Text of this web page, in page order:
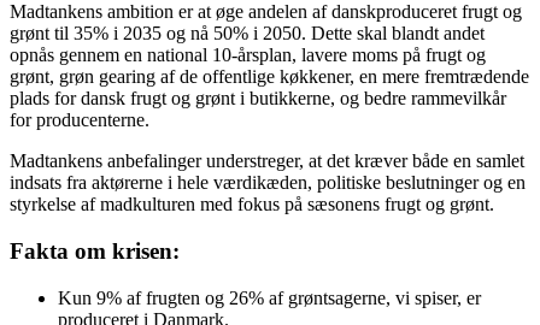
Madtankens ambition er at øge andelen af danskproduceret frugt og
grønt til 35% i 2035 og nå 50% i 2050. Dette skal blandt andet
opnås gennem en national 10-årsplan, lavere moms på frugt og
grønt, grøn gearing af de offentlige køkkener, en mere fremtrædende
plads for dansk frugt og grønt i butikkerne, og bedre rammevilkår
for producenterne.
Madtankens anbefalinger understreger, at det kræver både en samlet
indsats fra aktørerne i hele værdikæden, politiske beslutninger og en
styrkelse af madkulturen med fokus på sæsonens frugt og grønt.
Fakta om krisen:
Kun 9% af frugten og 26% af grøntsagerne, vi spiser, er
produceret i Danmark.